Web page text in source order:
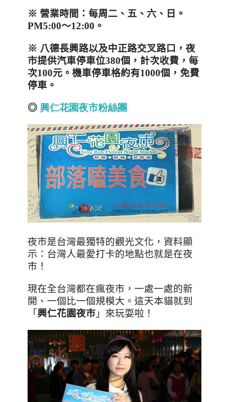
※ 營業時間：每周二、五、六、日。
PM5:00～12:00 。
※ 八德長興路以及中正路交叉路口，夜
市提供汽車停車位380個，計次收費，每
次100元。機車停車格約有1000個，免費
停車。
◎ 興仁花園夜市粉絲團
夜市是台灣最獨特的觀光文化，資料顯
示：台灣人最愛打卡的地點也就是在夜
市！
現在全台灣都在瘋夜市，一處一處的新
開、一個比一個規模大。這天本貓就到
「 興仁花園夜市 」來玩耍啦！